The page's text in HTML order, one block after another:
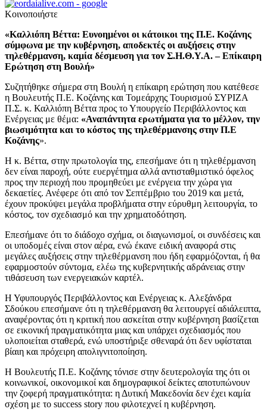
Κοινοποιήστε
«Καλλιόπη Βέττα: Ευνοημένοι οι κάτοικοι της Π.Ε. Κοζάνης
σύμφωνα με την κυβέρνηση, αποδεκτές οι αυξήσεις στην
τηλεθέρμανση, καμία δέσμευση για τον Σ.Η.Θ.Υ.Α. – Επίκαιρη
Ερώτηση στη Βουλή»
Συζητήθηκε σήμερα στη Βουλή η επίκαιρη ερώτηση που κατέθεσε
η Βουλευτής Π.Ε. Κοζάνης και Τομεάρχης Τουρισμού ΣΥΡΙΖΑ
Π.Σ. κ. Καλλιόπη Βέττα προς το Υπουργείο Περιβάλλοντος και
Ενέργειας με θέμα: «Αναπάντητα ερωτήματα για το μέλλον, την
βιωσιμότητα και το κόστος της τηλεθέρμανσης στην Π.Ε
Κοζάνης».
Η κ. Βέττα, στην πρωτολογία της, επεσήμανε ότι η τηλεθέρμανση
δεν είναι παροχή, ούτε ευεργέτημα αλλά αντισταθμιστικό όφελος
προς την περιοχή που προμηθεύει με ενέργεια την χώρα για
δεκαετίες. Ανέφερε ότι από τον Σεπτέμβριο του 2019 και μετά,
έχουν προκύψει μεγάλα προβλήματα στην εύρυθμη λειτουργία, το
κόστος, τον σχεδιασμό και την χρηματοδότηση.
Επεσήμανε ότι το διάδοχο σχήμα, οι διαγωνισμοί, οι συνδέσεις και
οι υποδομές είναι στον αέρα, ενώ έκανε ειδική αναφορά στις
μεγάλες αυξήσεις στην τηλεθέρμανση που ήδη εφαρμόζονται, ή θα
εφαρμοστούν σύντομα, ελέω της κυβερνητικής αδράνειας στην
τιθάσευση των ενεργειακών καρτέλ.
Η Υφυπουργός Περιβάλλοντος και Ενέργειας κ. Αλεξάνδρα
Σδούκου επεσήμανε ότι η τηλεθέρμανση θα λειτουργεί αδιάλειπτα,
αναφέροντας ότι η κριτική που ασκείται στην κυβέρνηση βασίζεται
σε εικονική πραγματικότητα μιας και υπάρχει σχεδιασμός που
υλοποιείται σταθερά, ενώ υποστήριξε σθεναρά ότι δεν υφίσταται
βίαιη και πρόχειρη απολιγνιτοποίηση.
Η Βουλευτής Π.Ε. Κοζάνης τόνισε στην δευτερολογία της ότι οι
κοινωνικοί, οικονομικοί και δημογραφικοί δείκτες αποτυπώνουν
την ζοφερή πραγματικότητα: η Δυτική Μακεδονία δεν έχει καμία
σχέση με το success story που φιλοτεχνεί η κυβέρνηση.